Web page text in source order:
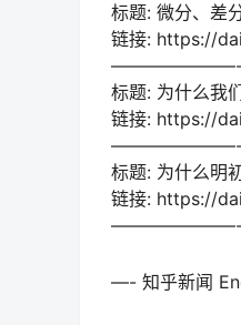
标题: 微分、差
链接: https://
标题: 为什么我
链接: https://
标题: 为什么明
链接: https://
—- 知乎新闻